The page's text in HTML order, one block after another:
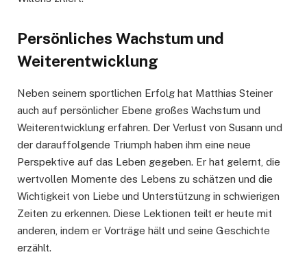
Persönliches Wachstum und
Weiterentwicklung
Neben seinem sportlichen Erfolg hat Matthias Steiner
auch auf persönlicher Ebene großes Wachstum und
Weiterentwicklung erfahren. Der Verlust von Susann und
der darauffolgende Triumph haben ihm eine neue
Perspektive auf das Leben gegeben. Er hat gelernt, die
wertvollen Momente des Lebens zu schätzen und die
Wichtigkeit von Liebe und Unterstützung in schwierigen
Zeiten zu erkennen. Diese Lektionen teilt er heute mit
anderen, indem er Vorträge hält und seine Geschichte
erzählt.